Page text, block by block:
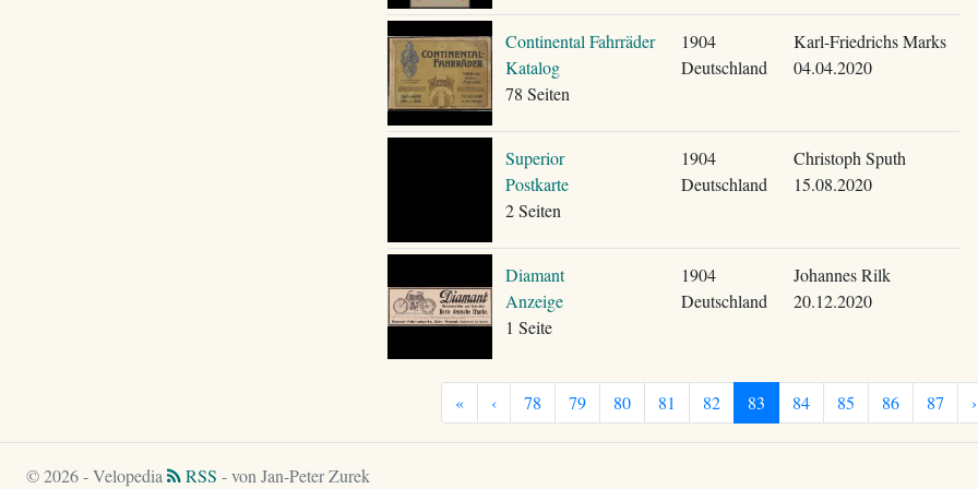
Continental Fahrräder
Katalog
78 Seiten
1904
Deutschland
Karl-Friedrichs Marks
04.04.2020
Superior
Postkarte
2 Seiten
1904
Deutschland
Christoph Sputh
15.08.2020
Diamant
Anzeige
1 Seite
1904
Deutschland
Johannes Rilk
20.12.2020
« ‹ 78 79 80 81 82 83 84 85 86 87 ›
© 2026 - Velopedia RSS - von Jan-Peter Zurek